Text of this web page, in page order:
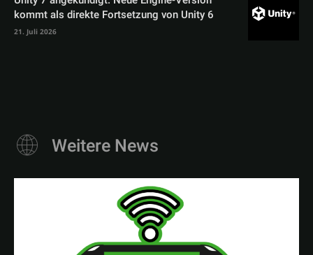
kommt als direkte Fortsetzung von Unity 6
21. Juli 2026
Weitere News